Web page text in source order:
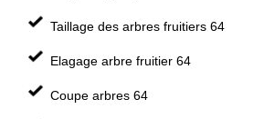
Taillage des arbres fruitiers 64
Elagage arbre fruitier 64
Coupe arbres 64